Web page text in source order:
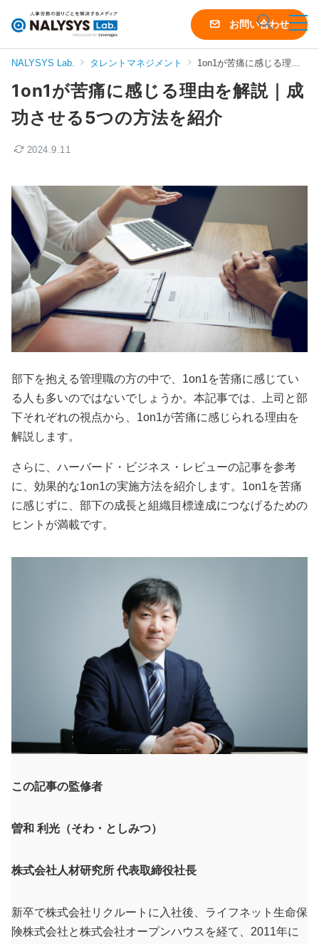
シ
ラ
お問い合わせ
NALYSYS Lab. タレントマネジメント 1on1が苦痛に感じる理由を解説｜成功させる5つの方法を紹介
1on1が苦痛に感じる理由を解説｜成
功させる5つの方法を紹介
2024.9.11
部下を抱える管理職の方の中で、1on1を苦痛に感じてい
る人も多いのではないでしょうか。本記事では、上司と部
下それぞれの視点から、1on1が苦痛に感じられる理由を
解説します。
さらに、ハーバード・ビジネス・レビューの記事を参考
に、効果的な1on1の実施方法を紹介します。1on1を苦痛
に感じずに、部下の成長と組織目標達成につなげるための
ヒントが満載です。
この記事の監修者
曽和 利光（そわ・としみつ）
株式会社人材研究所 代表取締役社長
新卒で株式会社リクルートに入社後、ライフネット生命保
険株式会社と株式会社オープンハウスを経て、2011年に